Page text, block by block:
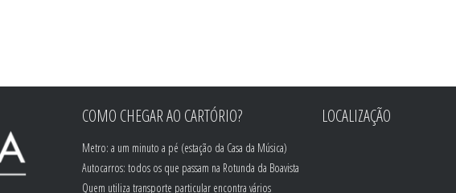
COMO CHEGAR AO CARTÓRIO?
Metro: a um minuto a pé (estação da Casa da Música)
Autocarros: todos os que passam na Rotunda da Boavista
Quem utiliza transporte particular encontra vários
LOCALIZAÇÃO